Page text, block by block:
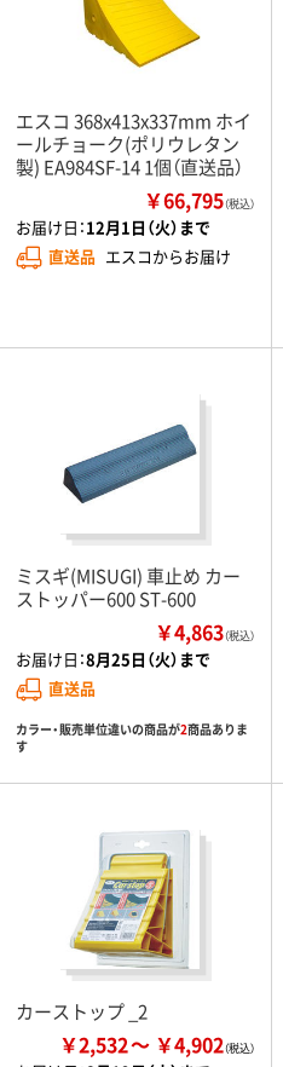
エスコ 368x413x337mm ホイ
ールチョーク(ポリウレタン
製) EA984SF-14 1個（直送品）
￥66,795（税込）
お届け日：12月1日（火）まで
直送品 エスコからお届け
ミスギ(MISUGI) 車止め カー
ストッパー600 ST-600
￥4,863（税込）
お届け日：8月25日（火）まで
直送品
カラー・販売単位違いの商品が2商品ありま
す
カーストップ _2
￥2,532 ￥4,902